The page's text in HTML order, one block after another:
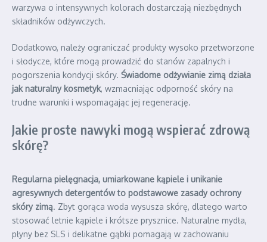
warzywa o intensywnych kolorach dostarczają niezbędnych
składników odżywczych.
Dodatkowo, należy ograniczać produkty wysoko przetworzone
i słodycze, które mogą prowadzić do stanów zapalnych i
pogorszenia kondycji skóry. Świadome odżywianie zimą działa
jak naturalny kosmetyk, wzmacniając odporność skóry na
trudne warunki i wspomagając jej regenerację.
Jakie proste nawyki mogą wspierać zdrową
skórę?
Regularna pielęgnacja, umiarkowane kąpiele i unikanie
agresywnych detergentów to podstawowe zasady ochrony
skóry zimą. Zbyt gorąca woda wysusza skórę, dlatego warto
stosować letnie kąpiele i krótsze prysznice. Naturalne mydła,
płyny bez SLS i delikatne gąbki pomagają w zachowaniu